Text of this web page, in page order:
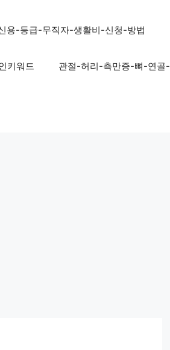
용-등급-무직자-생활비-신청-방법
키워드 관절-허리-측만증-뼈-연